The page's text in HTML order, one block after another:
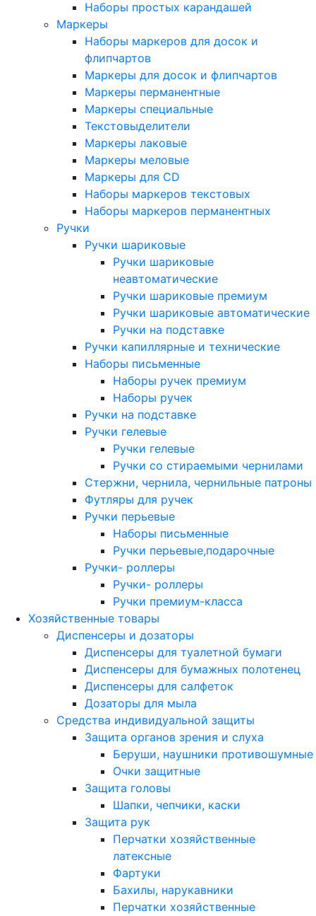
Наборы простых карандашей
Маркеры
Наборы маркеров для досок и
флипчартов
Маркеры для досок и флипчартов
Маркеры перманентные
Маркеры специальные
Текстовыделители
Маркеры лаковые
Маркеры меловые
Маркеры для CD
Наборы маркеров текстовых
Наборы маркеров перманентных
Ручки
Ручки шариковые
Ручки шариковые
неавтоматические
Ручки шариковые премиум
Ручки шариковые автоматические
Ручки на подставке
Ручки капиллярные и технические
Наборы письменные
Наборы ручек премиум
Наборы ручек
Ручки на подставке
Ручки гелевые
Ручки гелевые
Ручки со стираемыми чернилами
Стержни, чернила, чернильные патроны
Футляры для ручек
Ручки перьевые
Наборы письменные
Ручки перьевые,подарочные
Ручки- роллеры
Ручки- роллеры
Ручки премиум-класса
Хозяйственные товары
Диспенсеры и дозаторы
Диспенсеры для туалетной бумаги
Диспенсеры для бумажных полотенец
Диспенсеры для салфеток
Дозаторы для мыла
Средства индивидуальной защиты
Защита органов зрения и слуха
Беруши, наушники противошумные
Очки защитные
Защита головы
Шапки, чепчики, каски
Защита рук
Перчатки хозяйственные
латексные
Фартуки
Бахилы, нарукавники
Перчатки хозяйственные